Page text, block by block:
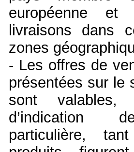
européenne
livraisons dans
zones
- Les offres de
présentées sur le
sont
d’indication
particulière,